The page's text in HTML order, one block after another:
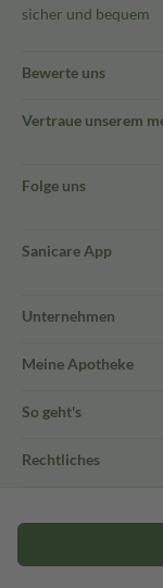
sicher und bequem
Bewerte uns
Vertraue unserem
Folge uns
Sanicare App
Unternehmen
Meine Apotheke
So geht's
Rechtliches